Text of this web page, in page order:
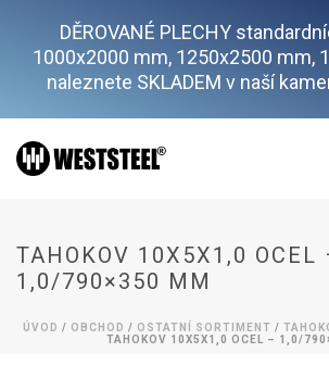
DĚROVANÉ PLECHY
1000x2000 mm, 1250x2500 mm,
naleznete SKLADEM v naší
TAHOKOV 10X5X1,0 OCEL
1,0/790×350 MM
ÚVOD / OBCHOD / OSTATNÍ SORTIMENT /
TAHOKOV 10X5X1,0 OCEL – 1,0/